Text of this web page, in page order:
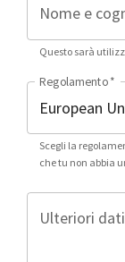
Nome e
Questo sarà
Regolamento*
Scegli la
che tu non abbia
Ulteriori